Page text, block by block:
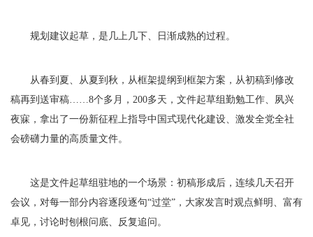
规划建议起草，是几上几下、日渐成熟的过程。
从春到夏、从夏到秋，从框架提纲到框架方案，从初稿到修改
稿再到送审稿……8个多月，200多天，文件起草组勤勉工作、夙兴
夜寐，拿出了一份新征程上指导中国式现代化建设、激发全党全社
会磅礴力量的高质量文件。
这是文件起草组驻地的一个场景：初稿形成后，连续几天召开
会议，对每一部分内容逐段逐句“过堂”，大家发言时观点鲜明、富有
卓见，讨论时刨根问底、反复追问。